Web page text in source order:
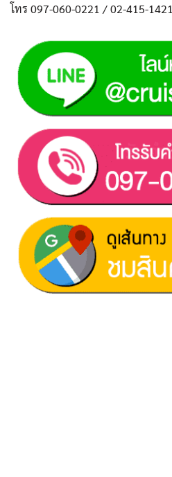
โทร 097-060-0221 / 02-415-1421